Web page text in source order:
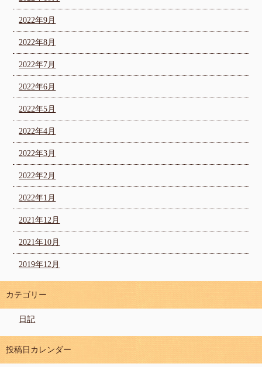
2022年9月
2022年8月
2022年7月
2022年6月
2022年5月
2022年4月
2022年3月
2022年2月
2022年1月
2021年12月
2021年10月
2019年12月
カテゴリー
日記
投稿日カレンダー